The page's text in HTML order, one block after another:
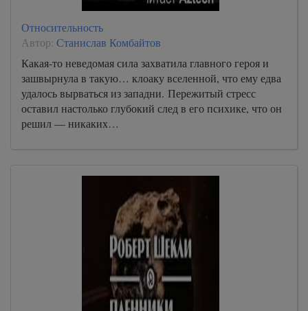
Относительность
Автор: Станислав Комбайтов
Какая-то неведомая сила захватила главного героя и
зашвырнула в такую… клоаку вселенной, что ему едва
удалось вырваться из западни. Пережитый стресс
оставил настолько глубокий след в его психике, что он
решил — никаких…